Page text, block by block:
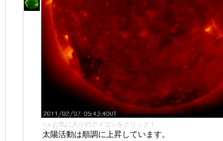
👈 お気に入りのアイコンをクリック！
太陽活動は順調に上昇しています。